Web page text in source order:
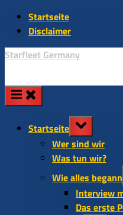
Skip
content
Startseite
Disclaimer
Starfleet Germany
Startseite Toggle
sub-
menu
Wer sind wir
Was tun wir?
Wie alles begann
Interview
Das erste